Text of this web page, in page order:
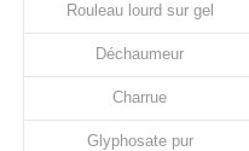
Rouleau lourd sur gel
Déchaumeur
Charrue
Glyphosate pur